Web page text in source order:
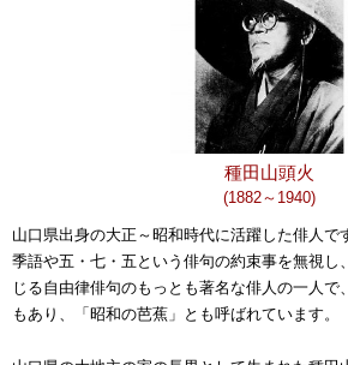
種田山頭火
(1882～1940)
山口県出身の大正～昭和時代に活躍した俳人で
季語や五・七・五という俳句の約束事を無視し
じる自由律俳句のもっとも著名な俳人の一人で
もあり、「昭和の芭蕉」とも呼ばれています。